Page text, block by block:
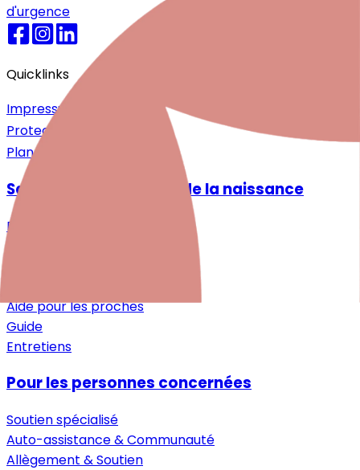
d'urgence
Quicklinks
Impressum
Protection des données
Plan du site
Santé mentale autour de la naissance
Désir d'enfant
Aide pour les proches
Guide
Entretiens
Pour les personnes concernées
Soutien spécialisé
Auto-assistance & Communauté
Allègement & Soutien